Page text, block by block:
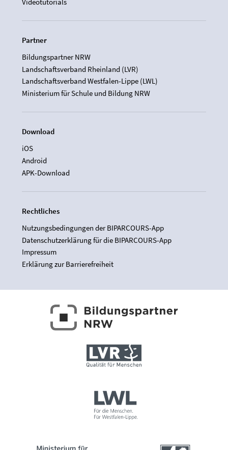
Partner
Bildungspartner NRW
Landschaftsverband Rheinland (LVR)
Landschaftsverband Westfalen-Lippe (LWL)
Ministerium für Schule und Bildung NRW
Download
iOS
Android
APK-Download
Rechtliches
Nutzungsbedingungen der BIPARCOURS-App
Datenschutzerklärung für die BIPARCOURS-App
Impressum
Erklärung zur Barrierefreiheit